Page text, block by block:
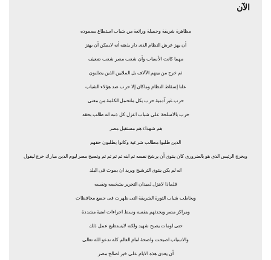
الآن
مظاهرة شريفة وجميلة ورائعة من شباب استطاع بصموده
أن يهز عرش النظام الذى دار بذهنه أنه لايمكن أن يهتز
مهما كانت الأسباب وأن شعب مصر شعب ضعيف
ثم خرج من بينهم الآلاف بل الملايين الذين يطلبون
علنا إسقاط النظام وماكان إلا حرب ضد هؤلاء الشباب
حرب غير آدمية حرب بكل ماتحمل الكلمة من معنى
حرب بالاسلحة على شباب اعزل كل ذنبه انه طالب بحقه
هم شهداء هم مستقبل مصر
الذين طلبوا مطالب شرعية وكانوا يطلبون حقهم
ويخرج الرئيس الذى هو بالضرورى كان ينتوى أن يرشح نفسه ثم ابنه ثم ثم ثم ثم وتصبح مصر ليوم الدين مبارك خرج ليقول
انه لم يكن ينتوى الترشيح ويريد ان يموت فى البلد
فلماذا لاينزل لميدان التحرير بشخصه ونفسه
ويخاطب شباب الثورة الشريفة التى ظهرت فى جميع محافظات
ومراكز مصر ويحدثهم بنفسه وسط اجراءات امنية مشددة
حتى لومات يصبح شهيد ولكنه لايستطيع عمل ذلك
والاسباب اصبحت واضحة امام العالم كله ندعو الله تعالى
أن يعدى هذه الايام على خير لصالح مصر